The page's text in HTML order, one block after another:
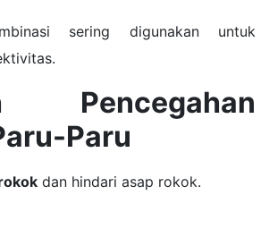
sering digunakan untuk
Pencegahan
Paru
dan hindari asap rokok.